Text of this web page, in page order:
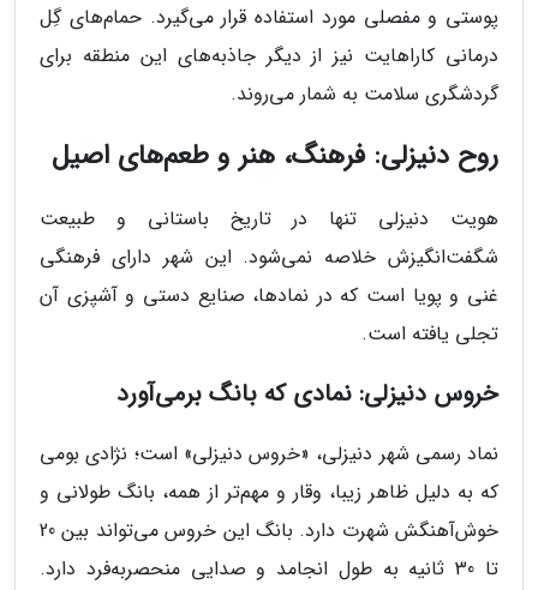
پوستی و مفصلی مورد استفاده قرار می‌گیرد. حمام‌های گِل
درمانی کاراهایت نیز از دیگر جاذبه‌های این منطقه برای
گردشگری سلامت به شمار می‌روند.
روح دنیزلی: فرهنگ، هنر و طعم‌های اصیل
هویت دنیزلی تنها در تاریخ باستانی و طبیعت
شگفت‌انگیزش خلاصه نمی‌شود. این شهر دارای فرهنگی
غنی و پویا است که در نمادها، صنایع دستی و آشپزی آن
تجلی یافته است.
خروس دنیزلی: نمادی که بانگ برمی‌آورد
نماد رسمی شهر دنیزلی، «خروس دنیزلی» است؛ نژادی بومی
که به دلیل ظاهر زیبا، وقار و مهم‌تر از همه، بانگ طولانی و
خوش‌آهنگش شهرت دارد. بانگ این خروس می‌تواند بین 20
تا 30 ثانیه به طول انجامد و صدایی منحصربه‌فرد دارد.